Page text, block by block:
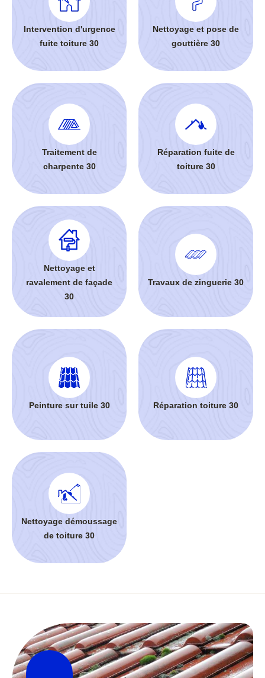
Intervention d'urgence
fuite toiture 30
Nettoyage et pose de
gouttière 30
Traitement de
charpente 30
Réparation fuite de
toiture 30
Nettoyage et
ravalement de façade
30
Travaux de zinguerie 30
Peinture sur tuile 30 Réparation toiture 30
Nettoyage démoussage
de toiture 30